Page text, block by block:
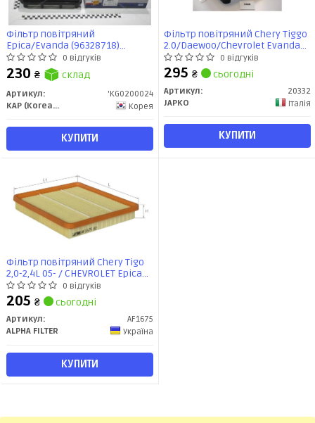
Фільтр повітряний
Epica/Evanda (96328718)
KG0200024 KAP0 відгуків
230 ₴ склад
Артикул:
'KG0200024
KAP (KoreaAutoParts)
Корея
КУПИТИ
Фільтр повітряний Chery Tiggo
2.0/Daewoo/Chevrolet Evanda
(02-) (20332) JAPKO
0 відгуків
295 ₴ сьогодні
Артикул:
20332
JAPKO
Італія
КУПИТИ
Фільтр повітряний Chery Tigo
2,0-2,4L 05- / CHEVROLET Epica
2,0-2,5L 06-, Evanda 2,0L 02-
(AF1675) Альфа
0 відгуків
205 ₴ сьогодні
Артикул:
AF1675
ALPHA FILTER
Україна
КУПИТИ